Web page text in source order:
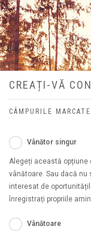
CREAȚI-VĂ
CÂMPURILE
Vânător singur
Alegeți această opțiune
vânătoare. Sau dacă
interesat de
înregistrați propriile
Vânătoare